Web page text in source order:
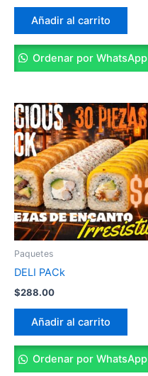
Añadir al carrito
Ordenar por WhatsApp
Paquetes
DELI PACk
$288.00
Añadir al carrito
Ordenar por WhatsApp